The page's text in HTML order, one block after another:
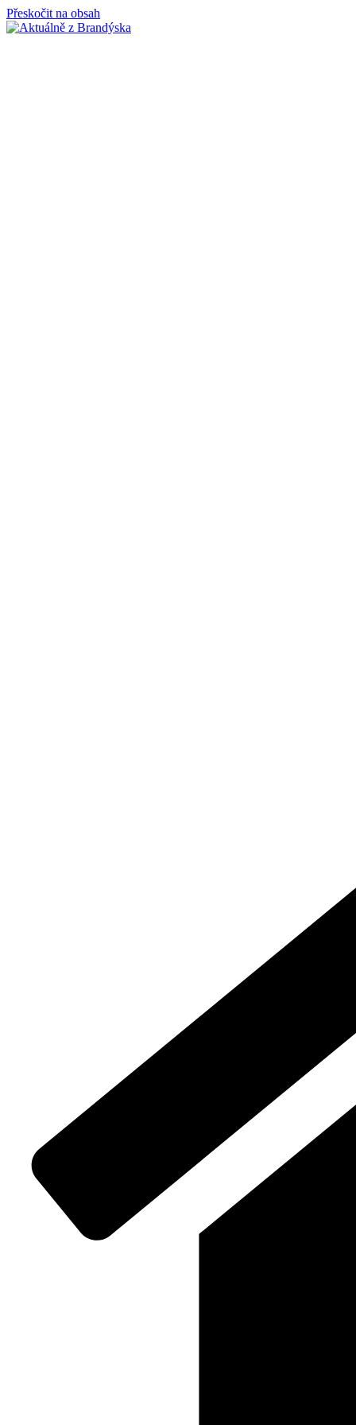
Přeskočit na obsah